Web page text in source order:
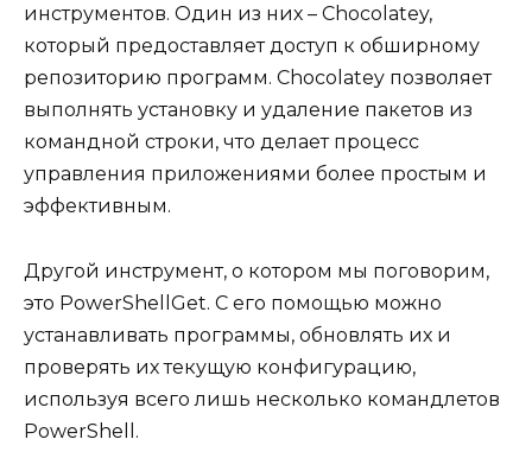
инструментов. Один из них – Chocolatey,
который предоставляет доступ к обширному
репозиторию программ. Chocolatey позволяет
выполнять установку и удаление пакетов из
командной строки, что делает процесс
управления приложениями более простым и
эффективным.
Другой инструмент, о котором мы поговорим,
это PowerShellGet. С его помощью можно
устанавливать программы, обновлять их и
проверять их текущую конфигурацию,
используя всего лишь несколько командлетов
PowerShell.